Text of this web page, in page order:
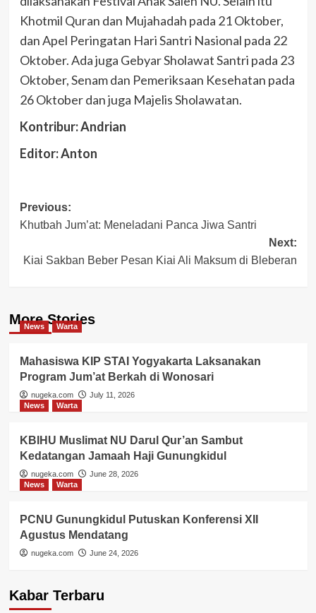
Khotmil Quran dan Mujahadah pada 21 Oktober,
dan Apel Peringatan Hari Santri Nasional pada 22
Oktober. Ada juga Gebyar Sholawat Santri pada 23
Oktober, Senam dan Pemeriksaan Kesehatan pada
26 Oktober dan juga Majelis Sholawatan.
Kontribur: Andrian
Editor: Anton
Post
navigation
Previous:
Khutbah Jum’at: Meneladani Panca Jiwa Santri
Next:
Kiai Sakban Beber Pesan Kiai Ali Maksum di Bleberan
More Stories
News Warta
Mahasiswa KIP STAI Yogyakarta Laksanakan
Program Jum’at Berkah di Wonosari
nugeka.com
July 11, 2026
News
Warta
KBIHU Muslimat NU Darul Qur’an Sambut
Kedatangan Jamaah Haji Gunungkidul
nugeka.com
June 28, 2026
News
Warta
PCNU Gunungkidul Putuskan Konferensi XII
Agustus Mendatang
nugeka.com June 24, 2026
Kabar Terbaru